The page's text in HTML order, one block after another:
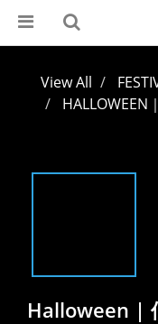
View All
HALLOWEEN
Halloween |